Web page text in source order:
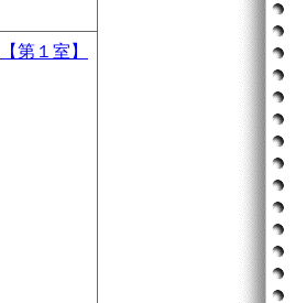
【第１室】